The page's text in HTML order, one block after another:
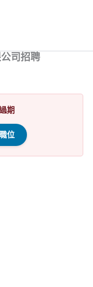
司招聘
期
位